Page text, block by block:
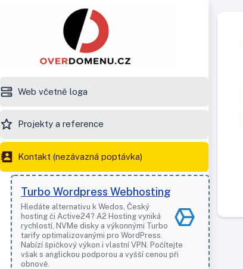
Web včetně loga
Projekty a reference
Kontakt (nezávazná poptávka)
Turbo Wordpress Webhosting
Hledáte alternativu k Wedos, Český
hosting či Active24? A2 Hosting vyniká
rychlostí, NVMe disky a výkonnými Turbo
tarify optimalizovanými pro WordPress.
Nabízí špičkový výkon i vlastní VPN. Počítejte
však s anglickou podporou a vyšší cenou při
obnově.